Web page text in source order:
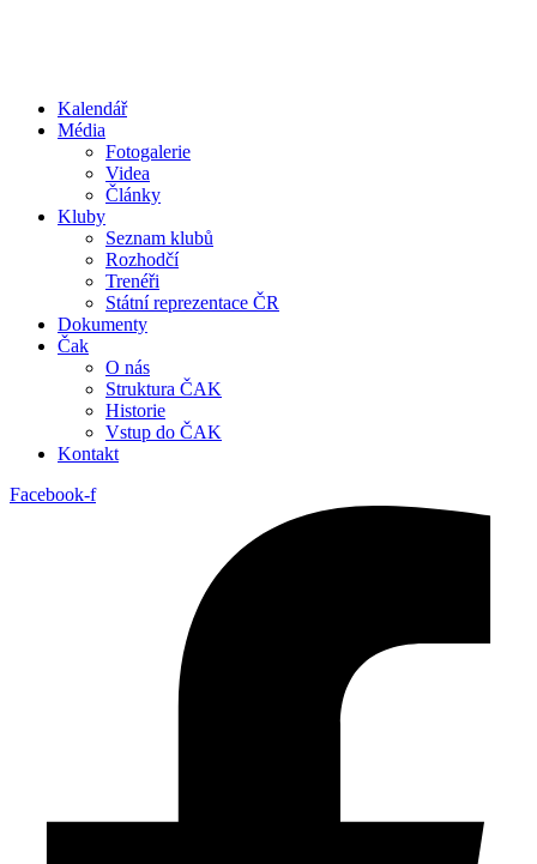
Kalendář
Média
Fotogalerie
Videa
Články
Kluby
Seznam klubů
Rozhodčí
Trenéři
Státní reprezentace ČR
Dokumenty
Čak
O nás
Struktura ČAK
Historie
Vstup do ČAK
Kontakt
Facebook-f